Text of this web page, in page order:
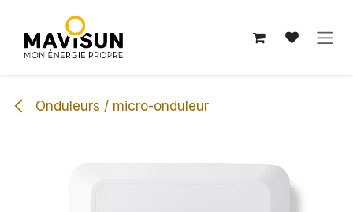
Onduleurs / micro-onduleur